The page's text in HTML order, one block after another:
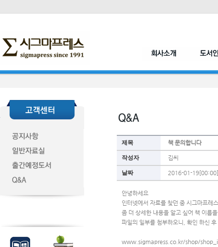
제목 책 문의합니다
작성자 김씨
날짜 2016-01-19[00:00]
안녕하세요
인터넷에서 자료를 찾던 중 시그마프레
좀 더 상세한 내용을 알고 싶어 책 이름
파일의 일부를 첨부하오니, 확인 하신
www.sigmapress.co.kr/shop/